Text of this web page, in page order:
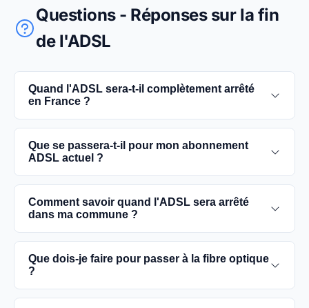
Questions - Réponses sur la fin
de l'ADSL
Quand l'ADSL sera-t-il complètement arrêté
en France ?
L'extinction complète du réseau ADSL est prévue
pour 2030. D'ici là, les utilisateurs sont
optique, plus rapides et fiables.
Que se passera-t-il pour mon abonnement
ADSL actuel ?
Vous pouvez continuer à utiliser votre
abonnement ADSL jusqu'à la date de fermeture du
conseillé de passer à la fibre optique dès que
possible pour une meilleure qualité de service.
Comment savoir quand l'ADSL sera arrêté
dans ma commune ?
Les dates précises de fermeture de l'ADSL varient
selon les communes. Vous pouvez trouver ces
commune spécifique.
Que dois-je faire pour passer à la fibre optique
?